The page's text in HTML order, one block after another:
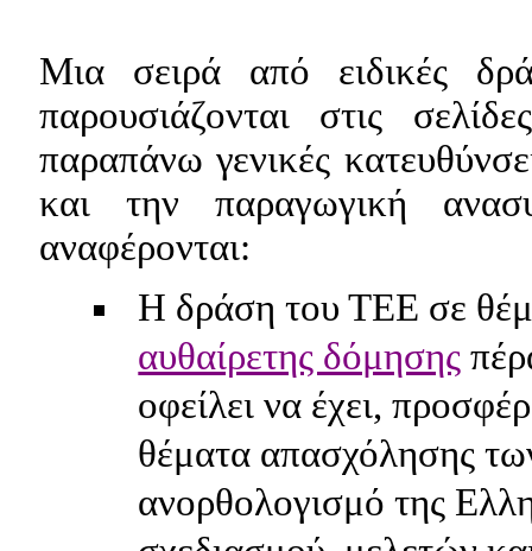
Μια σειρά από ειδικές
παρουσιάζονται στις
παραπάνω γενικές
και την παραγωγική
αναφέρονται:
Η δράση του ΤΕΕ σε
αυθαίρετης δόμησης
οφείλει να έχει,
θέματα απασχόλησης
ανορθολογισμό της